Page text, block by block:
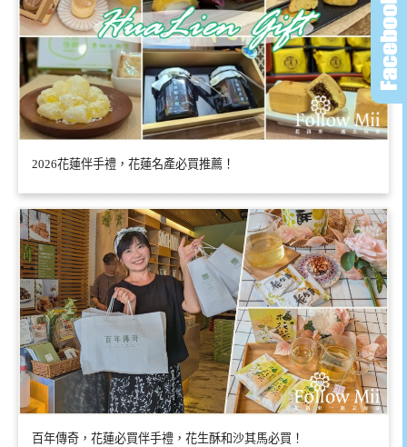
2026花蓮伴手禮，花蓮名產必買推薦！
百年傳奇，花蓮必買伴手禮，花生酥和沙其馬必買！